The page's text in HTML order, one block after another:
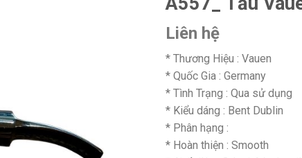
Liên hệ
* Thương Hiệu : Vauen
* Quốc Gia : Germany
* Tình Trạng : Qua sử dụng
* Kiểu dáng : Bent Dublin
* Phân hạng :
* Hoàn thiện : Smooth